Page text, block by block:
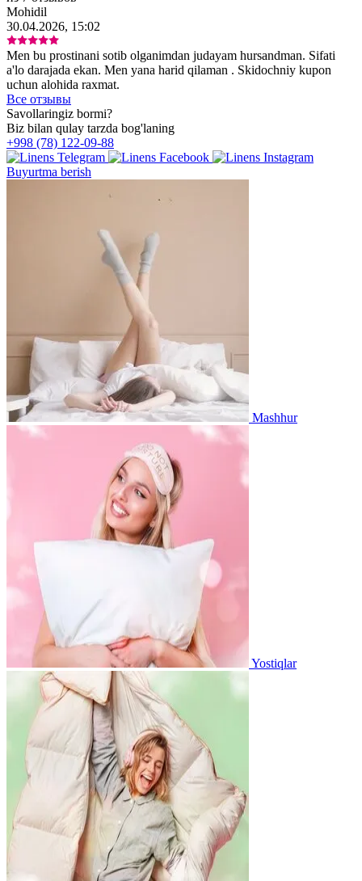
Mohidil
30.04.2026, 15:02
Men bu prostinani sotib olganimdan judayam hursandman. Sifati
a'lo darajada ekan. Men yana harid qilaman . Skidochniy kupon
uchun alohida raxmat.
Все отзывы
Savollaringiz bormi?
Biz bilan qulay tarzda bog'laning
+998 (78) 122-09-88
Buyurtma berish
Mashhur
Yostiqlar